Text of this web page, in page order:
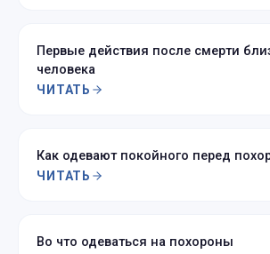
Первые действия после смерти
человека
ЧИТАТЬ
Как одевают покойного перед
ЧИТАТЬ
Во что одеваться на похороны